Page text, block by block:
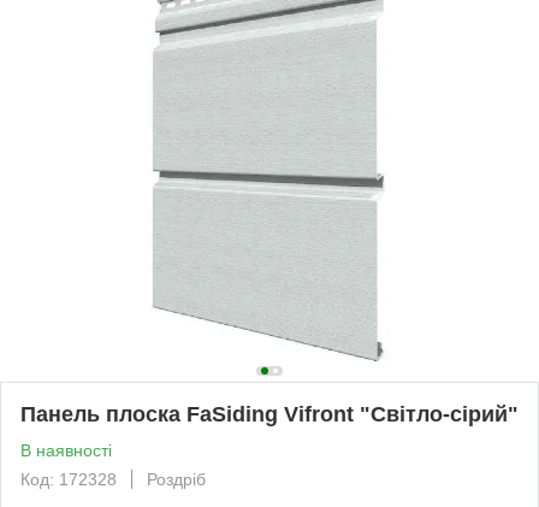
Панель плоска FaSiding Vifront "Світло-сірий"
В наявності
Код: 172328
Роздріб